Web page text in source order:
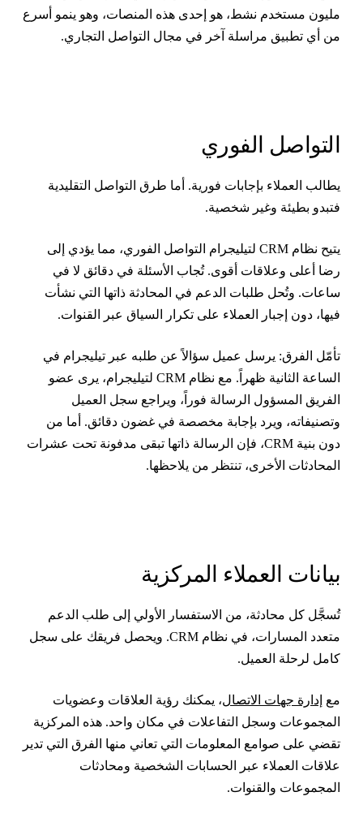
مستخدم نشط، هو إحدى هذه المنصات، وهو ينمو أسرع
أي تطبيق مراسلة آخر في مجال التواصل التجاري.
الفوري
العملاء بإجابات فورية. أما طرق التواصل التقليدية
بطيئة وغير شخصية.
يتيح نظام CRM لتيليجرام التواصل الفوري، مما يؤدي إلى
أعلى وعلاقات أقوى. تُجاب الأسئلة في دقائق لا في
وتُحل طلبات الدعم في المحادثة ذاتها التي نشأت
دون إجبار العملاء على تكرار السياق عبر القنوات.
الفرق: يرسل عميل سؤالاً عن طلبه عبر تيليجرام في
الساعة الثانية ظهراً. مع نظام CRM لتيليجرام، يرى عضو
المسؤول الرسالة فوراً، ويراجع سجل العميل
ويرد بإجابة مخصصة في غضون دقائق. أما من
دون بنية CRM، فإن الرسالة ذاتها تبقى مدفونة تحت عشرات
الأخرى، تنتظر من يلاحظها.
العملاء المركزية
كل محادثة، من الاستفسار الأولي إلى طلب الدعم
متعدد المسارات، في نظام CRM. ويحصل فريقك على سجل
لرحلة العميل.
إدارة جهات الاتصال، يمكنك رؤية العلاقات وعضويات
وسجل التفاعلات في مكان واحد. هذه المركزية
على صوامع المعلومات التي تعاني منها الفرق التي تدير
العملاء عبر الحسابات الشخصية ومحادثات
والقنوات.